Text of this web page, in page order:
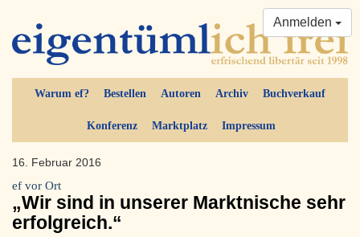
Warum ef? Bestellen Autoren Archiv Buchverkauf
Konferenz Marktplatz Impressum
Anmelden
16. Februar 2016
ef vor Ort
„Wir sind in unserer Marktnische sehr
erfolgreich.“